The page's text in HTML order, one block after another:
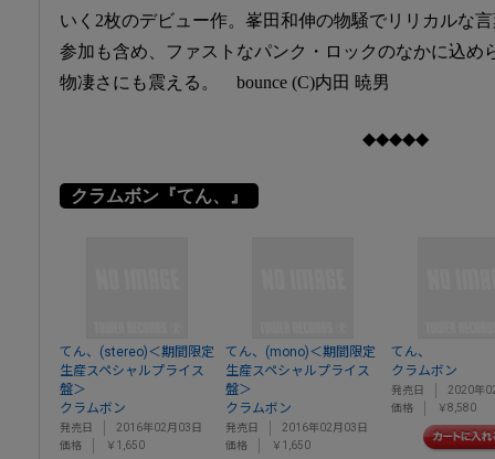
いく2枚のデビュー作。峯田和伸の物騒でリリカルな
参加も含め、ファストなパンク・ロックのなかに込め
物凄さにも震える。 bounce (C)内田 暁男
◆◆◆◆◆
クラムボン『てん、』
てん、(stereo)＜期間限定
生産スペシャルプライス
盤＞
クラムボン
発売日
2016年02月03日
価格
￥1,650
てん、(mono)＜期間限定
生産スペシャルプライス
盤＞
クラムボン
発売日
2016年02月03日
価格
￥1,650
てん、
クラムボン
発売日
2020年
価格
￥8,580